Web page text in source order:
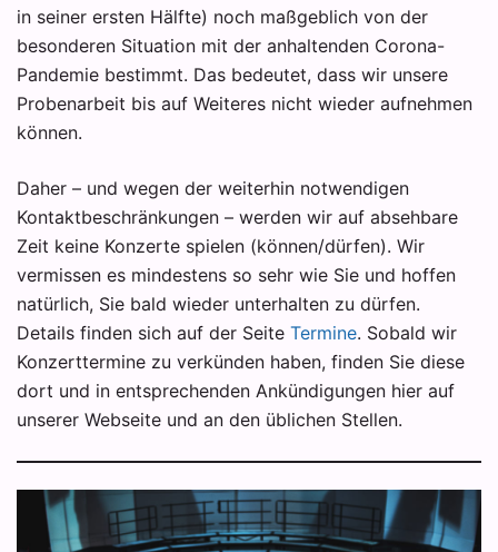
in seiner ersten Hälfte) noch maßgeblich von der
besonderen Situation mit der anhaltenden Corona-
Pandemie bestimmt. Das bedeutet, dass wir unsere
Probenarbeit bis auf Weiteres nicht wieder aufnehmen
können.
Daher – und wegen der weiterhin notwendigen
Kontaktbeschränkungen – werden wir auf absehbare
Zeit keine Konzerte spielen (können/dürfen). Wir
vermissen es mindestens so sehr wie Sie und hoffen
natürlich, Sie bald wieder unterhalten zu dürfen.
Details finden sich auf der Seite Termine. Sobald wir
Konzerttermine zu verkünden haben, finden Sie diese
dort und in entsprechenden Ankündigungen hier auf
unserer Webseite und an den üblichen Stellen.